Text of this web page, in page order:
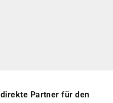
direkte Partner für den